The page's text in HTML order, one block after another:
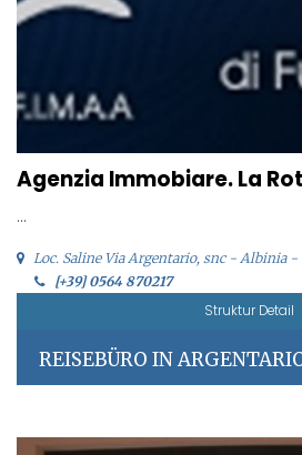
Agenzia Immobiare. La
...
Loc. Saline Via Argentario, snc - Albinia -
[+39] 0564 870217
Struktur Detail
REISEBÜRO IN